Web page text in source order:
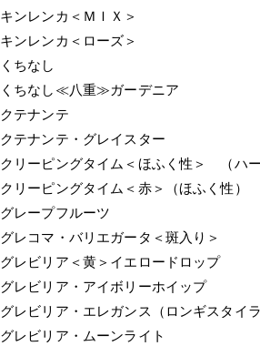
キンレンカ＜ＭＩＸ＞
キンレンカ＜ローズ＞
くちなし
くちなし≪八重≫ガーデニア
クテナンテ
クテナンテ・グレイスター
クリーピングタイム＜ほふく性＞ （ハー
クリーピングタイム＜赤＞（ほふく性）
グレープフルーツ
グレコマ・バリエガータ＜斑入り＞
グレビリア＜黄＞イエロードロップ
グレビリア・アイボリーホイップ
グレビリア・エレガンス（ロンギスタイラ
グレビリア・ムーンライト